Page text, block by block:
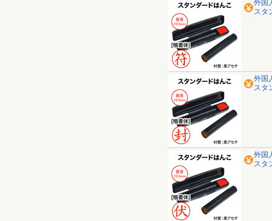
外国
スタ
外国
スタ
外国
スタ